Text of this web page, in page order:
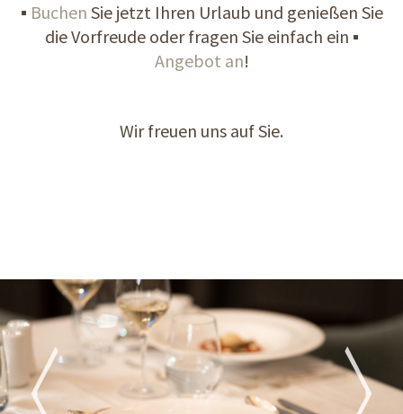
▪ Buchen Sie jetzt Ihren Urlaub und genießen Sie
die Vorfreude oder fragen Sie einfach ein ▪
Angebot an!
Wir freuen uns auf Sie.